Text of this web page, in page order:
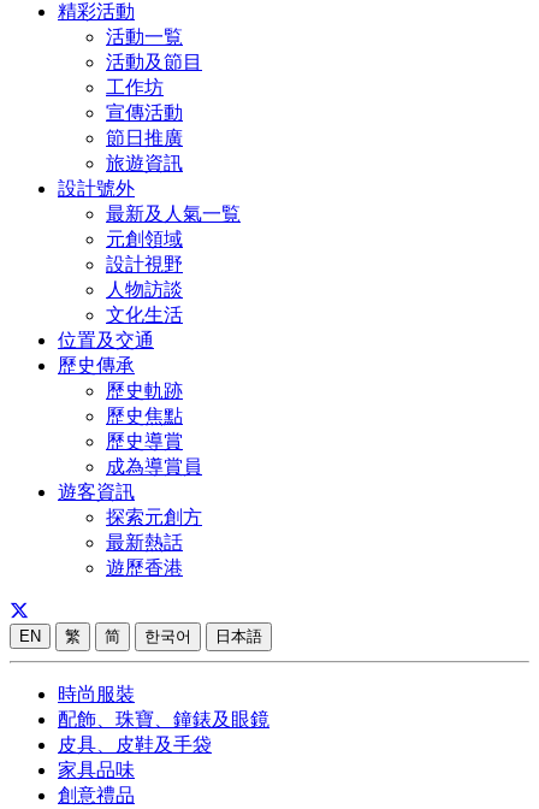
精彩活動
活動一覧
活動及節目
工作坊
宣傳活動
節日推廣
旅遊資訊
設計號外
最新及人氣一覧
元創領域
設計視野
人物訪談
文化生活
位置及交通
歷史傳承
歷史軌跡
歷史焦點
歷史導賞
成為導賞員
遊客資訊
探索元創方
最新熱話
遊歷香港
EN 繁 简 한국어 日本語
時尚服裝
配飾、珠寶、鐘錶及眼鏡
皮具、皮鞋及手袋
家具品味
創意禮品